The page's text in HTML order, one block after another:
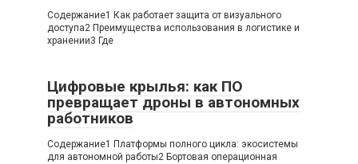
Содержание1 Как работает защита от визуального
доступа2 Преимущества использования в логистике и
хранении3 Где
Цифровые крылья: как ПО
превращает дроны в автономных
работников
Содержание1 Платформы полного цикла: экосистемы
для автономной работы2 Бортовая операционная